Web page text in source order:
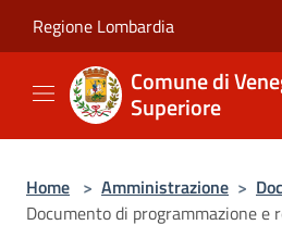
Regione Lombardia
Comune di
Superiore
Home > Amministrazione >
Documento di programmazione e